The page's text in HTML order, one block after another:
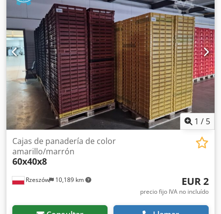
1 / 5
Rzeszów 10,189 km
Cajas de panadería de color
amarillo/marrón
60x40x8
EUR 2
precio fijo IVA no incluído